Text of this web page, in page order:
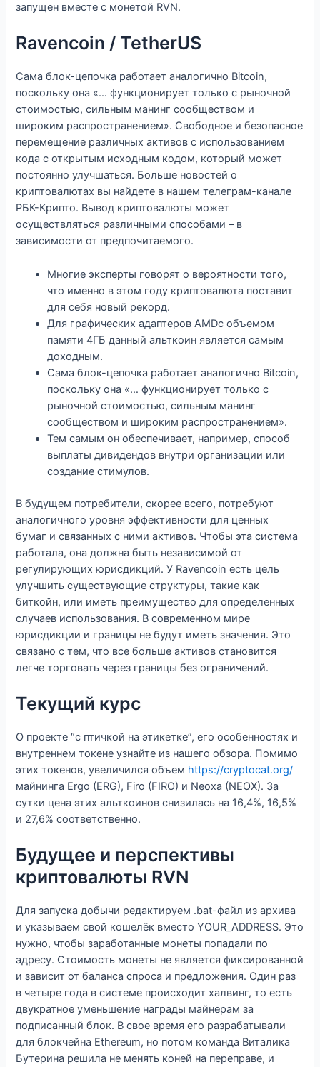
запущен вместе с монетой RVN.
Ravencoin / TetherUS
Сама блок-цепочка работает аналогично Bitcoin,
поскольку она «… функционирует только с рыночной
стоимостью, сильным манинг сообществом и
широким распространением». Свободное и безопасное
перемещение различных активов с использованием
кода с открытым исходным кодом, который может
постоянно улучшаться. Больше новостей о
криптовалютах вы найдете в нашем телеграм-канале
РБК-Крипто. Вывод криптовалюты может
осуществляться различными способами – в
зависимости от предпочитаемого.
Многие эксперты говорят о вероятности того,
что именно в этом году криптовалюта поставит
для себя новый рекорд.
Для графических адаптеров AMDс объемом
памяти 4ГБ данный альткоин является самым
доходным.
Сама блок-цепочка работает аналогично Bitcoin,
поскольку она «… функционирует только с
рыночной стоимостью, сильным манинг
сообществом и широким распространением».
Тем самым он обеспечивает, например, способ
выплаты дивидендов внутри организации или
создание стимулов.
В будущем потребители, скорее всего, потребуют
аналогичного уровня эффективности для ценных
бумаг и связанных с ними активов. Чтобы эта система
работала, она должна быть независимой от
регулирующих юрисдикций. У Ravencoin есть цель
улучшить существующие структуры, такие как
биткойн, или иметь преимущество для определенных
случаев использования. В современном мире
юрисдикции и границы не будут иметь значения. Это
связано с тем, что все больше активов становится
легче торговать через границы без ограничений.
Текущий курс
О проекте “с птичкой на этикетке”, его особенностях и
внутреннем токене узнайте из нашего обзора. Помимо
этих токенов, увеличился объем https://cryptocat.org/
майнинга Ergo (ERG), Firo (FIRO) и Neoxa (NEOX). За
сутки цена этих альткоинов снизилась на 16,4%, 16,5%
и 27,6% соответственно.
Будущее и перспективы
криптовалюты RVN
Для запуска добычи редактируем .bat-файл из архива
и указываем свой кошелёк вместо YOUR_ADDRESS. Это
нужно, чтобы заработанные монеты попадали по
адресу. Стоимость монеты не является фиксированной
и зависит от баланса спроса и предложения. Один раз
в четыре года в системе происходит халвинг, то есть
двукратное уменьшение награды майнерам за
подписанный блок. В свое время его разрабатывали
для блокчейна Ethereum, но потом команда Виталика
Бутерина решила не менять коней на переправе, и